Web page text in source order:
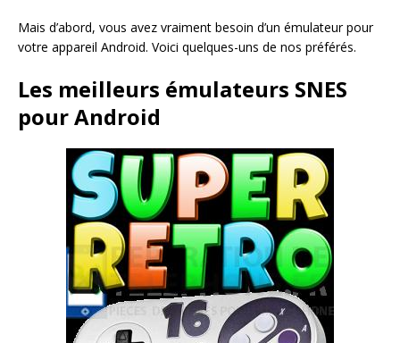
Mais d’abord, vous avez vraiment besoin d’un émulateur pour
votre appareil Android. Voici quelques-uns de nos préférés.
Les meilleurs émulateurs SNES
pour Android